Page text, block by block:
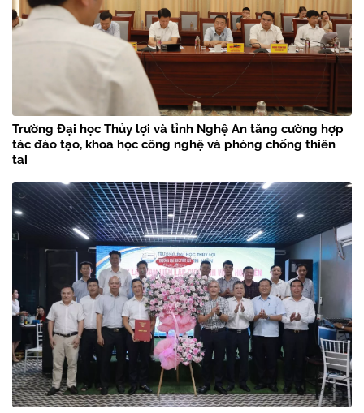
Trường Đại học Thủy lợi và tỉnh Nghệ An tăng cường hợp
tác đào tạo, khoa học công nghệ và phòng chống thiên
tai